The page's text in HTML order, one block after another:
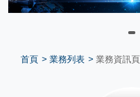
首頁 業務列表 業務資訊頁